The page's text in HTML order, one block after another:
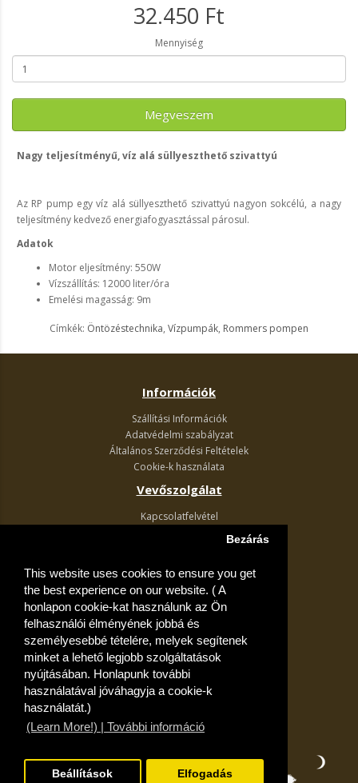
This website uses cookies to ensure you get
the best experience on our website. ( A
honlapon cookie-kat használunk az Ön
felhasználói élményének jobbá és
személyesebbé tételére, melyek segítenek
minket a lehető legjobb szolgáltatások
nyújtásában. Honlapunk további
használatával jóváhagyja a cookie-k
használatát.)
(Learn More!) | További információ
Bezárás
Beállítások Elfogadás
32.450 Ft
Mennyiség
Megveszem
Nagy teljesítményű, víz alá süllyeszthető szivattyú
Az RP pump egy víz alá süllyeszthető szivattyú nagyon sokcélú, a nagy
teljesítmény kedvező energiafogyasztással párosul.
Adatok
Motor eljesítmény: 550W
Vízszállítás: 12000 liter/óra
Emelési magasság: 9m
Címkék: Öntözéstechnika, Vízpumpák, Rommers pompen
Információk
Szállítási Információk
Adatvédelmi szabályzat
Általános Szerződési Feltételek
Cookie-k használata
Vevőszolgálat
Kapcsolatfelvétel
Akciós ajánlatok
Fiók
Kívánságlista